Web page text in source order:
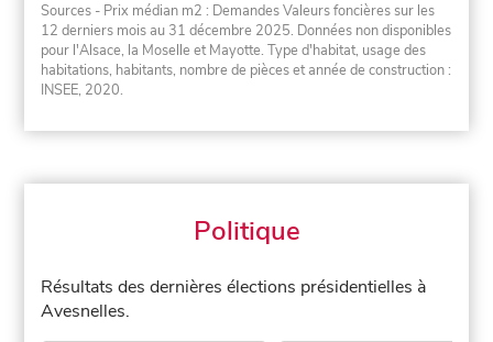
Sources - Prix médian m2 : Demandes Valeurs foncières sur les
12 derniers mois au 31 décembre 2025. Données non disponibles
pour l'Alsace, la Moselle et Mayotte. Type d'habitat, usage des
habitations, habitants, nombre de pièces et année de construction :
INSEE, 2020.
Politique
Résultats des dernières élections présidentielles à
Avesnelles.